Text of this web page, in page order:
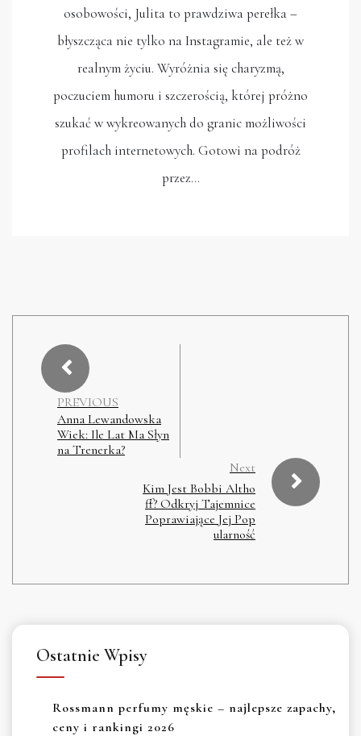
osobowości, Julita to prawdziwa perełka –
błyszcząca nie tylko na Instagramie, ale też w
realnym życiu. Wyróżnia się charyzmą,
poczuciem humoru i szczerością, której próżno
szukać w wykreowanych do granic możliwości
profilach internetowych. Gotowi na podróż
przez…
PREVIOUS
Anna Lewandowska
Wiek: Ile Lat Ma Słyn
na Trenerka?
Next
Kim Jest Bobbi Altho
ff? Odkryj Tajemnice
Poprawiające Jej Pop
ularność
Ostatnie Wpisy
Rossmann perfumy męskie – najlepsze zapachy,
ceny i rankingi 2026